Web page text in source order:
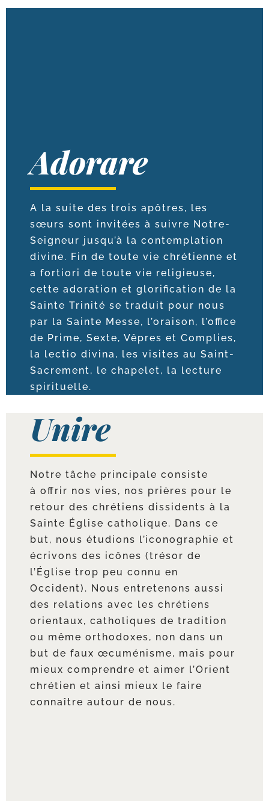
Adorare
A la suite des trois apôtres, les
sœurs sont invi­tées à suivre Notre-​
Seigneur jus­qu’à la contem­pla­tion
divine. Fin de toute vie chré­tienne et
a for­tio­ri de toute vie reli­gieuse,
cette ado­ra­tion et glo­ri­fi­ca­tion de la
Sainte Trinité se tra­duit pour nous
par la Sainte Messe, l’o­rai­son, l’of­fice
de Prime, Sexte, Vêpres et Complies,
la lec­tio divi­na, les visites au Saint-​
Sacrement, le cha­pe­let, la lec­ture
spirituelle.
Unire
Notre tâche prin­ci­pale consiste
à offrir nos vies, nos prières pour le
retour des chré­tiens dis­si­dents à la
Sainte Église catho­lique. Dans ce
but, nous étu­dions l’i­co­no­gra­phie et
écri­vons des icônes (tré­sor de
l’Église trop peu connu en
Occident). Nous entre­te­nons aus­si
des rela­tions avec les chré­tiens
orien­taux, catho­liques de tra­di­tion
ou même ortho­doxes, non dans un
but de faux œcu­mé­nisme, mais pour
mieux com­prendre et aimer l’Orient
chré­tien et ain­si mieux le faire
connaître autour de nous.